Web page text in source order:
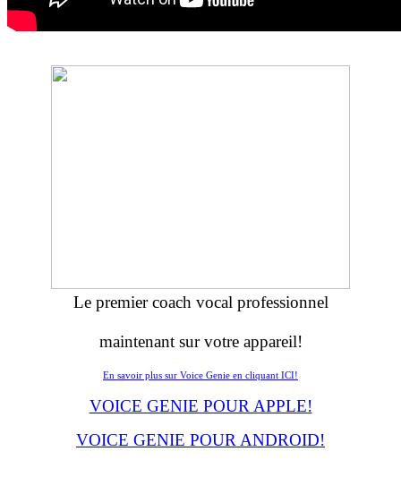
Le premier coach vocal professionnel
maintenant sur votre appareil!
En savoir plus sur Voice Genie en cliquant ICI!
VOICE GENIE POUR APPLE!
VOICE GENIE POUR ANDROID!